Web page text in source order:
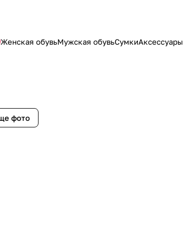
Женская обувьМужская обувьСумкиАксессуары
фото